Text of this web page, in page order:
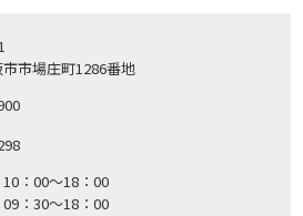
市場庄町1286番地
00〜18：00
：30〜18：00